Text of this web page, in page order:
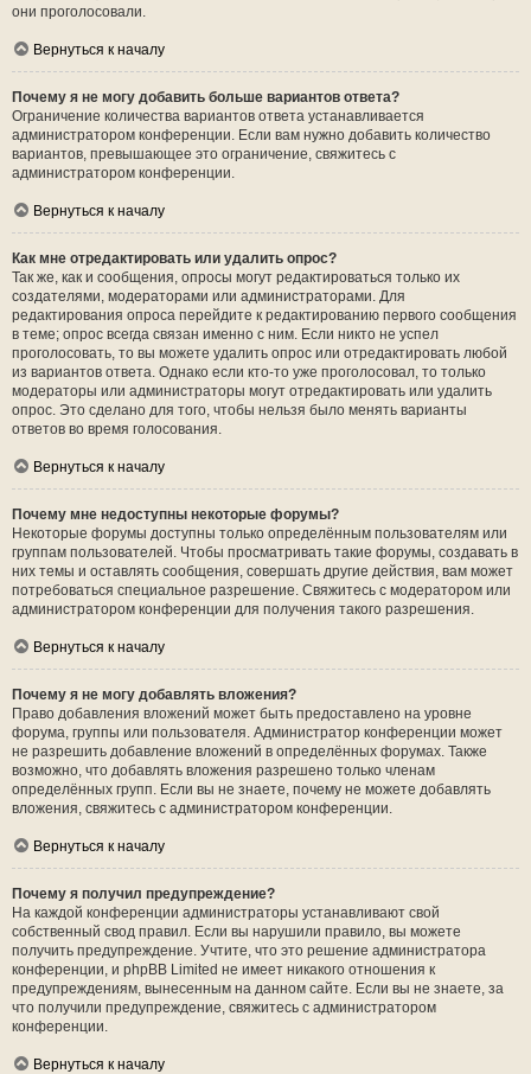
они проголосовали.
Вернуться к началу
Почему я не могу добавить больше вариантов ответа?
Ограничение количества вариантов ответа устанавливается
администратором конференции. Если вам нужно добавить количество
вариантов, превышающее это ограничение, свяжитесь с
администратором конференции.
Вернуться к началу
Как мне отредактировать или удалить опрос?
Так же, как и сообщения, опросы могут редактироваться только их
создателями, модераторами или администраторами. Для
редактирования опроса перейдите к редактированию первого сообщения
в теме; опрос всегда связан именно с ним. Если никто не успел
проголосовать, то вы можете удалить опрос или отредактировать любой
из вариантов ответа. Однако если кто-то уже проголосовал, то только
модераторы или администраторы могут отредактировать или удалить
опрос. Это сделано для того, чтобы нельзя было менять варианты
ответов во время голосования.
Вернуться к началу
Почему мне недоступны некоторые форумы?
Некоторые форумы доступны только определённым пользователям или
группам пользователей. Чтобы просматривать такие форумы, создавать в
них темы и оставлять сообщения, совершать другие действия, вам может
потребоваться специальное разрешение. Свяжитесь с модератором или
администратором конференции для получения такого разрешения.
Вернуться к началу
Почему я не могу добавлять вложения?
Право добавления вложений может быть предоставлено на уровне
форума, группы или пользователя. Администратор конференции может
не разрешить добавление вложений в определённых форумах. Также
возможно, что добавлять вложения разрешено только членам
определённых групп. Если вы не знаете, почему не можете добавлять
вложения, свяжитесь с администратором конференции.
Вернуться к началу
Почему я получил предупреждение?
На каждой конференции администраторы устанавливают свой
собственный свод правил. Если вы нарушили правило, вы можете
получить предупреждение. Учтите, что это решение администратора
конференции, и phpBB Limited не имеет никакого отношения к
предупреждениям, вынесенным на данном сайте. Если вы не знаете, за
что получили предупреждение, свяжитесь с администратором
конференции.
Вернуться к началу